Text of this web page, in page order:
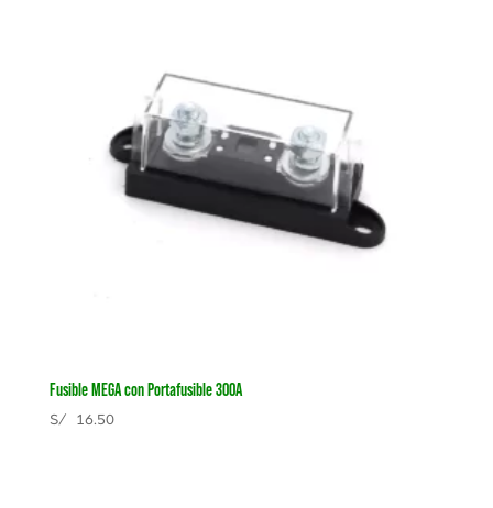
Fusible MEGA con Portafusible 300A
S/16.50